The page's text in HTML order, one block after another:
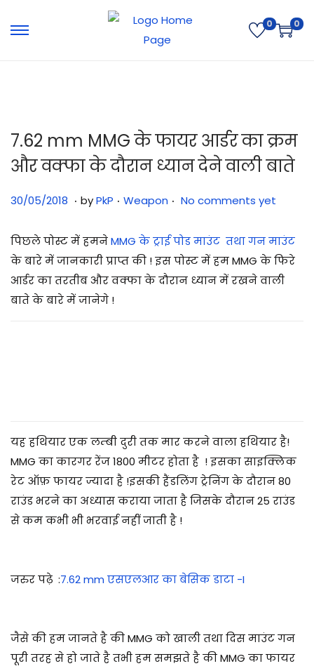
0 0
7.62 mm MMG के फायर आर्डर का क्रम
और वक्फा के दौरान ध्यान देने वाली बाते
Posted on
30/05/2018 3
/
0
7
/
. byPkP . Posted in
Weapon . No comments yet
पिछले पोस्ट में हमनेMMG के ट्राई पोड माउंट तथा गन माउंट
के बारे में जानकारी प्राप्त की ! इस पोस्ट में हम MMG के फिरे
आर्डर का तरतीब और वक्फा के दौरान ध्यान में रखने वाली
बाते के बारे में जानेगे !
यह हथियार एक लम्बी दुरी तक मार करने वाला हथियार है!
MMG का कारगर रेंज 1800 मीटर होता है ! इसका साइक्लिक
रेट ऑफ़ फायर ज्यादा है !इसकी हैंडलिंग ट्रेनिंग के दौरान 80
राउंड भरने का अध्यास कराया जाता है जिसके दौरान 25 राउंड
से कम कभी भी भरवाई नहीं जाती है !
जरुर पढ़े :7.62 mm एसएलआर का बेसिक डाटा -I
जैसे की हम जानते है की MMG को खाली तथा दिस माउंट गन
पूरी तरह से हो जाते है तभी हम समझते है की MMG का फायर